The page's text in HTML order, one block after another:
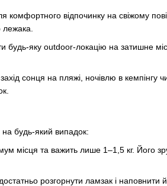
відпочинку на свіжому
лежака.
будь-яку outdoor-локацію на затишне
сонця на пляжі, ночівлю в кемпінгу
будь-який випадок:
місця та важить лише 1–1,5 кг. Його
розгорнути ламзак і наповнити